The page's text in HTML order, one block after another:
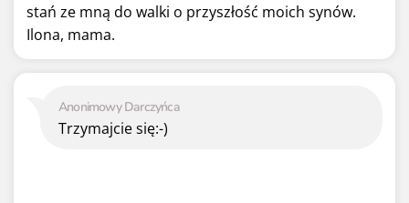
stań ze mną do walki o przyszłość moich synów.
Ilona, mama.
Anonimowy Darczyńca
Trzymajcie się:-)